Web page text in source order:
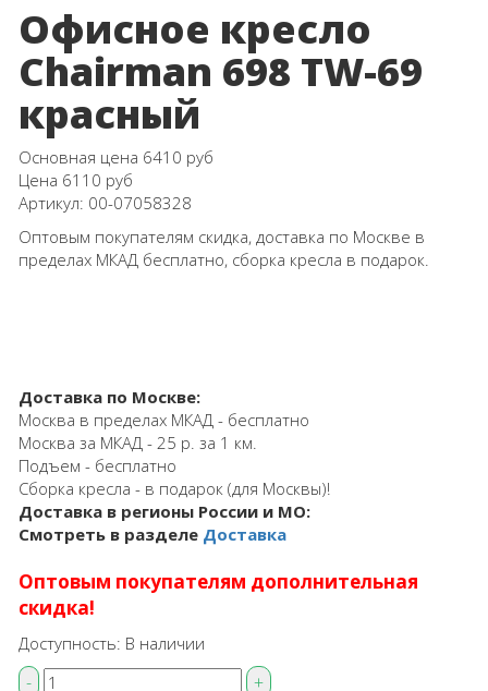
Офисное кресло
Chairman 698 TW-69
красный
Основная цена 6410 руб
Цена 6110 руб
Артикул: 00-07058328
Оптовым покупателям скидка, доставка по Москве в
пределах МКАД бесплатно, сборка кресла в подарок.
Доставка по Москве:
Москва в пределах МКАД - бесплатно
Москва за МКАД - 25 р. за 1 км.
Подъем - бесплатно
Сборка кресла - в подарок (для Москвы)!
Доставка в регионы России и МО:
Смотреть в разделе Доставка
Оптовым покупателям дополнительная
скидка!
Доступность: В наличии